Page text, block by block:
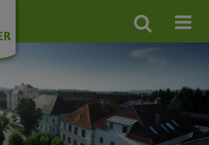
Site
search
toggle